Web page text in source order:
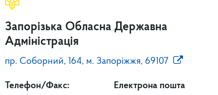
Запорізька Обласна Державна
Адміністрація
пр. Соборний, 164, м. Запоріжжя, 69107
Телефон/Факс:
Електрона пошта